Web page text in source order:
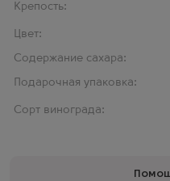
Крепость:
Цвет:
Содержание сахара:
Подарочная упаковка:
Сорт винограда: